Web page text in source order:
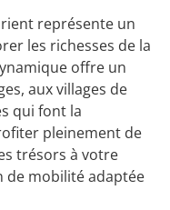
représente un
les richesses de la
offre un
aux villages de
qui font la
pleinement de
trésors à votre
mobilité adaptée